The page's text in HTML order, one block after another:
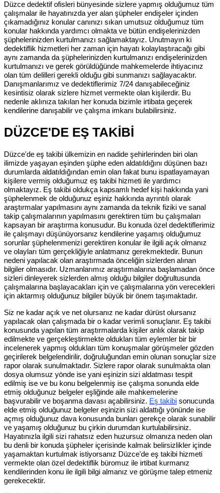
Düzce dedektif ofisleri bünyesinde sizlere yapmış olduğumuz tüm
çalışmalar ile hayatınızda yer alan şüpheler endişeler içinden
çıkamadığınız konular canınızı sıkan umutsuz olduğumuz tüm
konular hakkında yardımcı olmakta ve bütün endişelerinizden
şüphelerinizden kurtulmanızı sağlamaktayız. Unutmayın ki
dedektiflik hizmetleri her zaman için hayatı kolaylaştıracağı gibi
aynı zamanda da şüphelerinizden kurtulmanızı endişelerinizden
kurtulmanızı ve gerek görüldüğünde mahkemelerde ihtiyacınız
olan tüm delilleri gerekli olduğu gibi sunmanızı sağlayacaktır.
Danışmanlarımız ve dedektiflerimiz 7/24 danışabileceğiniz
kesintisiz olarak sizlere hizmet vermekte olan kişilerdir. Bu
nedenle aklınıza takılan her konuda bizimle irtibata geçerek
kendilerine danışabilir ve çalışma imkanı bulabilirsiniz.
DÜZCE'DE EŞ TAKİBİ
Düzce'de eş takibi ülkemizin en nadide şehirlerinden biri olan
ilimizde yaşayan eşinden şüphe eden aldatıldığını düşünen bazı
durumlarda aldatıldığından emin olan fakat bunu ispatlayamayan
kişilere vermiş olduğumuz eş takibi hizmeti ile yardımcı
olmaktayız. Eş takibi oldukça kapsamlı hedef kişi hakkında yani
şüphelenmek de olduğunuz eşiniz hakkında ayrıntılı olarak
araştırmalar yapılmasını aynı zamanda da teknik fiziki ve sanal
takip çalışmalarının yapılmasını gerektiren tüm bu çalışmaları
kapsayan bir araştırma konusudur. Bu konuda özel dedektiflerimiz
ile çalışmayı düşünüyorsanız kendilerine yaşamış olduğumuz
sorunlar şüphelenmenizi gerektiren konular ile ilgili açık olmanız
ve olayları tüm gerçekliğiyle anlatmanız gerekmektedir. Bunun
nedeni yapılacak olan araştırmada önceliğin sizlerden alınan
bilgiler olmasıdır. Uzmanlarımız araştırmalarına başlamadan önce
sizleri dinleyerek sizlerden almış olduğu bilgiler doğrultusunda
çalışmalarına başlayacakları için ve çalışmalarına yön verecekleri
için aktarmış olduğunuz bilgiler büyük bir önem taşımaktadır.
Siz ne kadar açık ve net olursanız ne kadar dürüst olursanız
yapılacak olan çalışmada bir o kadar verimli sonuçlanır. Eş takibi
konusunda yapılan tüm araştırmalarda kişiler anlık olarak takip
edilmekte ve gerçekleştirmekte oldukları tüm eylemler bir bir
incelenerek yapmış oldukları tüm konuşmalar görüşmeler gözden
geçirilerek belgelendirilir, doğruluğundan emin olunan sonuçlar size
rapor olarak sunulmaktadır. Sizlere rapor olarak sunulmakta olan
dosya olumsuz yönde ise yani eşinizin sizi aldatması tespit
edilmiş ise ve bu konu belgelenmiş ise çalışma sonunda elde
etmiş olduğunuz belgeler eşliğinde aile mahkemelerine
başvurabilir ve boşanma davası açabilirsiniz. Eş takibi sonucunda
elde etmiş olduğunuz belgeler eşinizin sizi aldattığı yönünde ise
açmış olduğunuz dava konusunda bunları gerekçe olarak sunabilir
ve yaşamış olduğunuz bu çirkin durumdan kurtulabilirsiniz.
Hayatınızla ilgili sizi rahatsız eden huzursuz olmanıza neden olan
bu denli bir konuda şüpheler içerisinde kalmak belirsizlikler içinde
yaşamaktan kurtulmak istiyorsanız Düzce'de eş takibi hizmeti
vermekte olan özel dedektiflik büromuz ile irtibat kurmanız
kendilerinden konu ile ilgili bilgi almanız ve görüşme talep etmeniz
gerekecektir.